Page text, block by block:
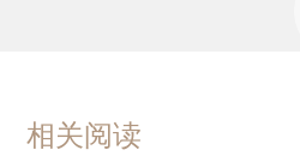
相关阅读